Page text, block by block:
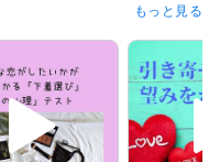
いますので、
にしか
もっと見る